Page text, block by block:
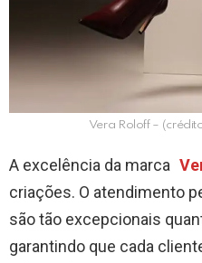
Vera Roloff –
A excelência da marca
criações. O atendimento
são tão excepcionais
garantindo que cada